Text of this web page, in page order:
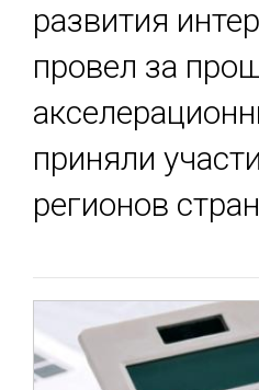
развития
провел за
приняли
регионов